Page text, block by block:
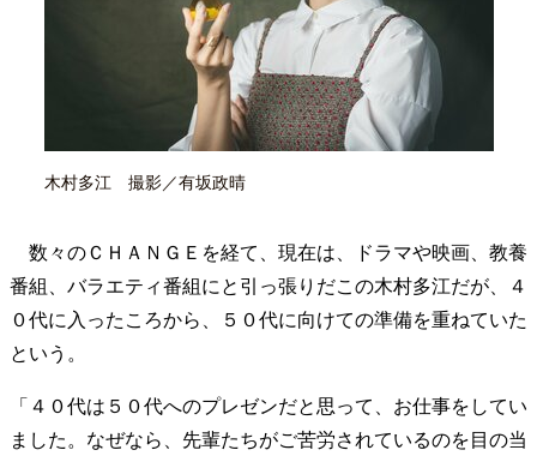
70代のグランドデザイン
社会・カルチャー・マネー
地域とつながる/お金との付き合い方
木村多江 撮影／有坂政晴
数々のＣＨＡＮＧＥを経て、現在は、ドラマや映画、教養
番組、バラエティ番組にと引っ張りだこの木村多江だが、４
０代に入ったころから、５０代に向けての準備を重ねていた
という。
「４０代は５０代へのプレゼンだと思って、お仕事をしてい
ました。なぜなら、先輩たちがご苦労されているのを目の当